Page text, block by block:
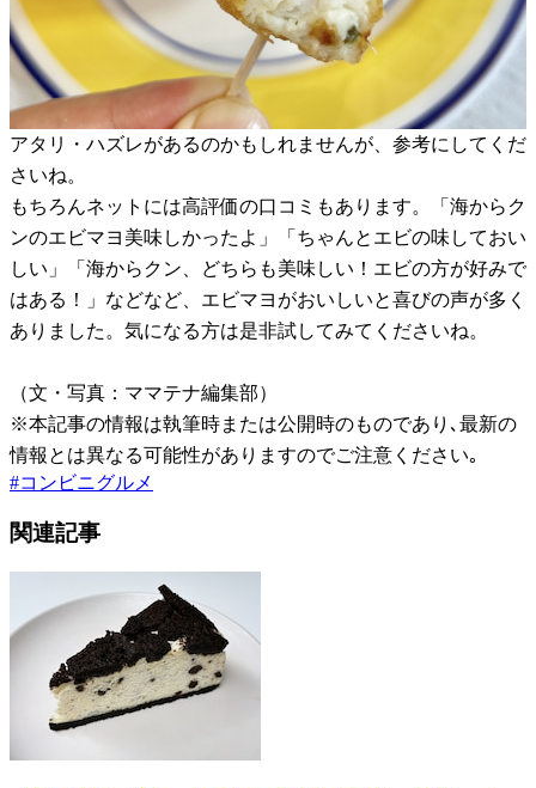
アタリ・ハズレがあるのかもしれませんが、参考にしてくだ
さいね。
もちろんネットには高評価の口コミもあります。「海からク
ンのエビマヨ美味しかったよ」「ちゃんとエビの味しておい
しい」「海からクン、どちらも美味しい！エビの方が好みで
はある！」などなど、エビマヨがおいしいと喜びの声が多く
ありました。気になる方は是非試してみてくださいね。
（文・写真：ママテナ編集部）
※本記事の情報は執筆時または公開時のものであり､最新の
情報とは異なる可能性がありますのでご注意ください｡
#コンビニグルメ
関連記事